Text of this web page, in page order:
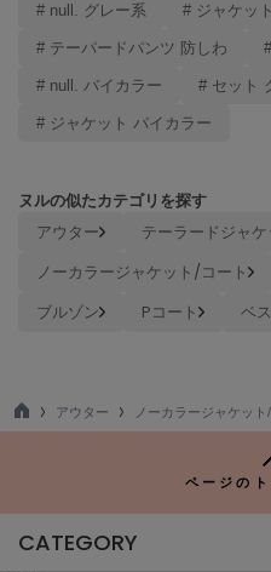
LILY BROWN Lingerie
LITTLE UNION TOKYO
リトルユニオン トウキョウ
made of Organics
メイドオブオーガニクス
ミチュ コケット
ミーエスミーム
MOIGE
モワージュ
# null. グレー系 # ジャケッ
# テーパードパンツ 防しわ
# null. バイカラー # セット
# ジャケット バイカラー
ヌルの似たカテゴリを探す
アウター
テーラードジャ
ノーカラージャケット/コート
ブルゾン
Pコート ベ
TO
アウター ノーカラージャケット
ページの
CATEGORY